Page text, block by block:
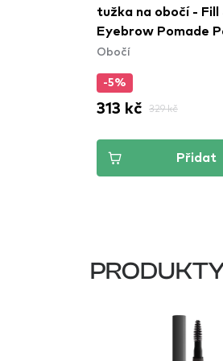
gel na obočí s
Zero to Brow
Brow Gel - Taupe
Obočí
-5%
360 kč 379 kč
Přidat